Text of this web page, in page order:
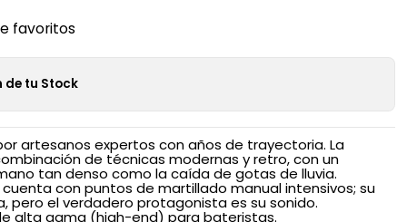
favoritos
tu Stock
artesanos expertos con años de trayectoria. La
de técnicas modernas y retro, con un
tan denso como la caída de gotas de lluvia.
con puntos de martillado manual intensivos; su
pero el verdadero protagonista es su sonido.
alta gama (high-end) para bateristas.